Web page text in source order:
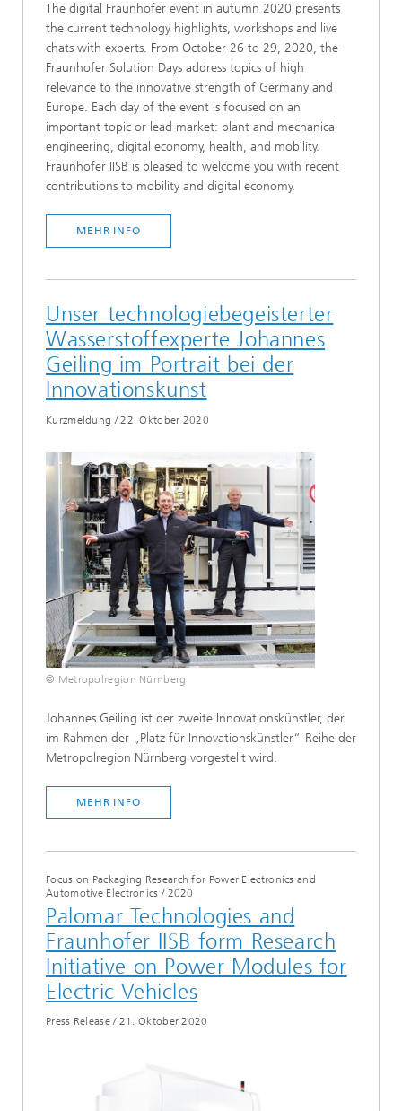
The digital Fraunhofer event in autumn 2020 presents
the current technology highlights, workshops and live
chats with experts. From October 26 to 29, 2020, the
Fraunhofer Solution Days address topics of high
relevance to the innovative strength of Germany and
Europe. Each day of the event is focused on an
important topic or lead market: plant and mechanical
engineering, digital economy, health, and mobility.
Fraunhofer IISB is pleased to welcome you with recent
contributions to mobility and digital economy.
MEHR INFO
Unser technologiebegeisterter
Wasserstoffexperte Johannes
Geiling im Portrait bei der
Innovationskunst
Kurzmeldung / 22. Oktober 2020
© Metropolregion Nürnberg
Johannes Geiling ist der zweite Innovationskünstler, der
im Rahmen der „Platz für Innovationskünstler“-Reihe der
Metropolregion Nürnberg vorgestellt wird.
MEHR INFO
Focus on Packaging Research for Power Electronics and
Automotive Electronics / 2020
Palomar Technologies and
Fraunhofer IISB form Research
Initiative on Power Modules for
Electric Vehicles
Press Release/ 21. Oktober 2020